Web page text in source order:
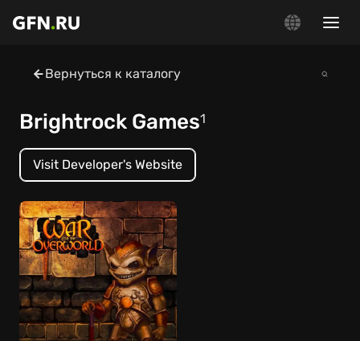
Вернуться к каталогу
Brightrock Games1
Visit Developer's Website